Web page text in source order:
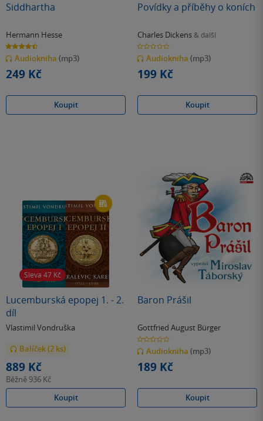
Siddhartha
Hermann Hesse
4.4
z
5
hvězdiček
Audiokniha (mp3)
249 Kč
Koupit
Povídky a příběhy o koních
Charles Dickens & další
0.0
z
5
hvězdiček
Audiokniha (mp3)
199 Kč
Koupit
Sleva 47 Kč
Lucemburská epopej 1. - 2.
díl
Vlastimil Vondruška
Balíček (2 ks)
889 Kč
Běžně 936 Kč
Koupit
Baron Prášil
Gottfried August Bürger
0.0
z
5
hvězdiček
Audiokniha (mp3)
189 Kč
Koupit